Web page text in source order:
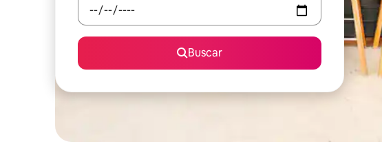
Buscar